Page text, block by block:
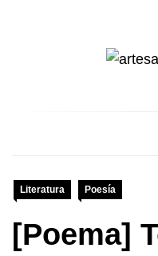
Literatura Poesía
[Poema]